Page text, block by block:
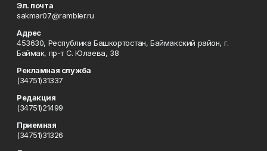
Эл. почта
sakmar07@rambler.ru
Адрес
453630, Республика Башкортостан, Баймакский район, г.
Баймак, пр-т С. Юлаева, 38
Рекламная служба
(34751)31337
Редакция
(34751)21499
Приемная
(34751)31326